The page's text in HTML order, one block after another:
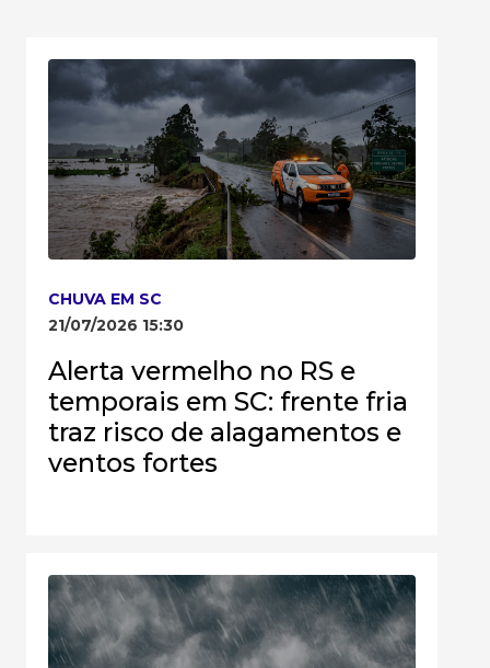
CHUVA EM SC
21/07/2026 15:30
Alerta vermelho no RS e
temporais em SC: frente fria
traz risco de alagamentos e
ventos fortes